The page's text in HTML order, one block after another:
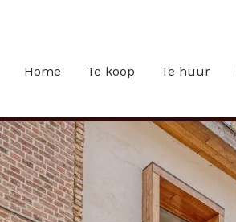
Home Te koop Te huur